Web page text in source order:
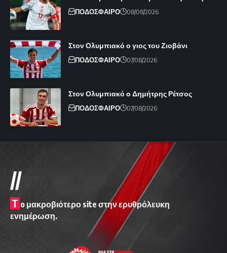
ΠΟΔΟΣΦΑΙΡΟ 08/08/2026
Στον Ολυμπιακό ο γιος του Ζιοβάνι
ΠΟΔΟΣΦΑΙΡΟ 07/08/2026
Στον Ολυμπιακό ο Δημήτρης Ρέτσος
ΠΟΔΟΣΦΑΙΡΟ 07/08/2026
//
T o μακροβιότερο site στην ερυθρόλευκη
ενημέρωση.